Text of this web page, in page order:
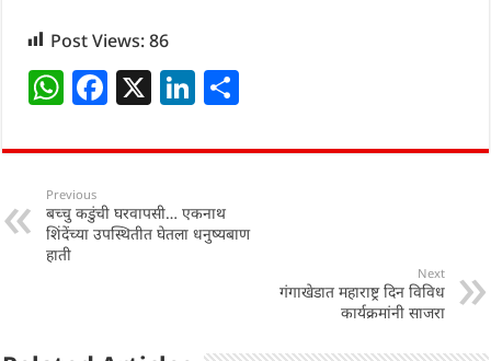
Post Views:86
W
at
s
A
p
F
c
b
X Li
k
dI
ar
Previous
बच्चु कडुंची घरवापसी… एकनाथ
शिंदेंच्या उपस्थितीत घेतला धनुष्यबाण
हाती
Next
गंगाखेडात महाराष्ट्र दिन विविध
कार्यक्रमांनी साजरा